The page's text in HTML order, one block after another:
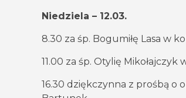
Niedziela – 12.03.
8.30 za śp. Bogumiłę Lasa w
11.00 za śp. Otylię
16.30 dziękczynna z prośbą o